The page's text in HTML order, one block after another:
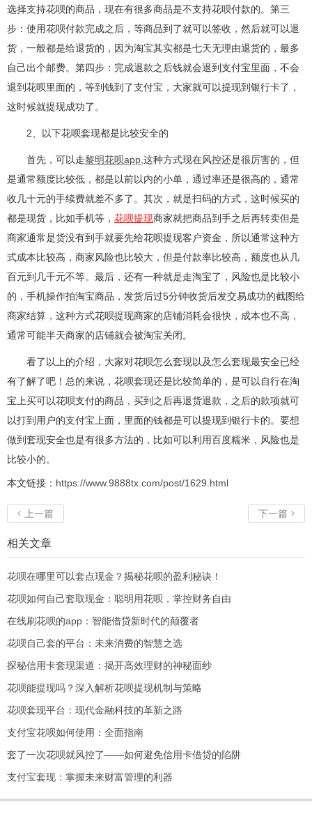
选择支持花呗的商品，现在有很多商品是不支持花呗付款的。第三
步：使用花呗付款完成之后，等商品到了就可以签收，然后就可以退
货，一般都是给退货的，因为淘宝其实都是七天无理由退货的，最多
自己出个邮费。第四步：完成退款之后钱就会退到支付宝里面，不会
退到花呗里面的，等到钱到了支付宝，大家就可以提现到银行卡了，
这时候就提现成功了。
2、以下花呗套现都是比较安全的
首先，可以走黎明花呗app ,这种方式现在风控还是很厉害的，但
是通常额度比较低，都是以前以内的小单，通过率还是很高的，通常
收几十元的手续费就差不多了。其次，就是扫码的方式，这时候买的
都是现货，比如手机等， 花呗提现商家就把商品到手之后再转卖但是
商家通常是货没有到手就要先给花呗提现客户资金，所以通常这种方
式成本比较高，商家风险也比较大，但是付款率比较高，额度也从几
百元到几千元不等。最后，还有一种就是走淘宝了，风险也是比较小
的，手机操作拍淘宝商品，发货后过5分钟收货后发交易成功的截图给
商家结算，这种方式花呗提现商家的店铺消耗会很快，成本也不高，
通常可能半天商家的店铺就会被淘宝关闭。
看了以上的介绍，大家对花呗怎么套现以及怎么套现最安全已经
有了解了吧！总的来说，花呗套现还是比较简单的，是可以自行在淘
宝上买可以花呗支付的商品，买到之后再退货退款，之后的款项就可
以打到用户的支付宝上面，里面的钱都是可以提现到银行卡的。要想
做到套现安全也是有很多方法的，比如可以利用百度糯米，风险也是
比较小的。
本文链接： https://www.9888tx.com/post/1629.html
 上一篇 下一篇 
相关文章
花呗在哪里可以套点现金？揭秘花呗的盈利秘诀！
花呗如何自己套取现金：聪明用花呗，掌控财务自由
在线刷花呗的app：智能借贷新时代的颠覆者
花呗自己套的平台：未来消费的智慧之选
探秘信用卡套现渠道：揭开高效理财的神秘面纱
花呗能提现吗？深入解析花呗提现机制与策略
花呗套现平台：现代金融科技的革新之路
支付宝花呗如何使用：全面指南
套了一次花呗就风控了——如何避免信用卡借贷的陷阱
支付宝套现：掌握未来财富管理的利器